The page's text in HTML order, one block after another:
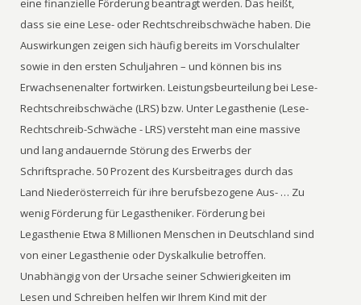
eine finanzielle Förderung beantragt werden. Das heißt,
dass sie eine Lese- oder Rechtschreibschwäche haben. Die
Auswirkungen zeigen sich häufig bereits im Vorschulalter
sowie in den ersten Schuljahren – und können bis ins
Erwachsenenalter fortwirken. Leistungsbeurteilung bei Lese-
Rechtschreibschwäche (LRS) bzw. Unter Legasthenie (Lese-
Rechtschreib-Schwäche - LRS) versteht man eine massive
und lang andauernde Störung des Erwerbs der
Schriftsprache. 50 Prozent des Kursbeitrages durch das
Land Niederösterreich für ihre berufsbezogene Aus- … Zu
wenig Förderung für Legastheniker. Förderung bei
Legasthenie Etwa 8 Millionen Menschen in Deutschland sind
von einer Legasthenie oder Dyskalkulie betroffen.
Unabhängig von der Ursache seiner Schwierigkeiten im
Lesen und Schreiben helfen wir Ihrem Kind mit der